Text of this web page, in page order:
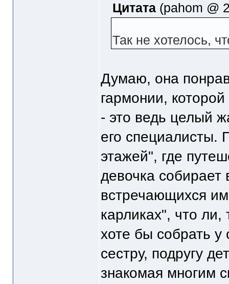
Цитата(pahom @
Так не хотелось,
Думаю, она
гармонии,
- это ведь целый
его специалисты.
этажей", где
девочка
встречающихся
карликах", что
хоте бы собрать у
сестру, подругу
знакомая многим